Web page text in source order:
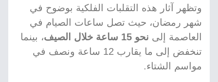
وتظهر آثار هذه التقلبات الفلكية بوضوح في
شهر رمضان، حيث تصل ساعات الصيام في
العاصمة إلى نحو 15 ساعة خلال الصيف
، بينما
تنخفض إلى ما يقارب 12 ساعة ونصف في
مواسم الشتاء.